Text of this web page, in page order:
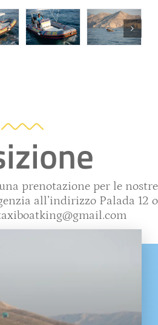
prenotazione per le nostre
all’indirizzo Palada 12 o